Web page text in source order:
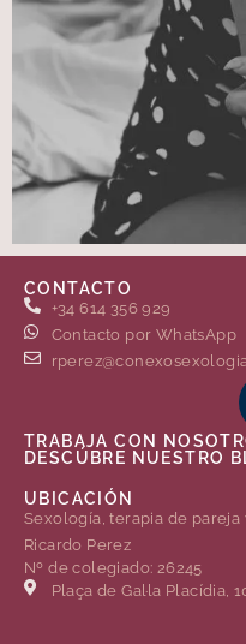
CONTACTO
+34 614 356 929
Contacto por WhatsApp
TRABAJA CON
DESCÚBRE NUESTRO
UBICACIÓN
Sexología, terapia de pareja
Ricardo Perez
Nº de colegiado: 26245
Plaça de Gal·la Placídia,